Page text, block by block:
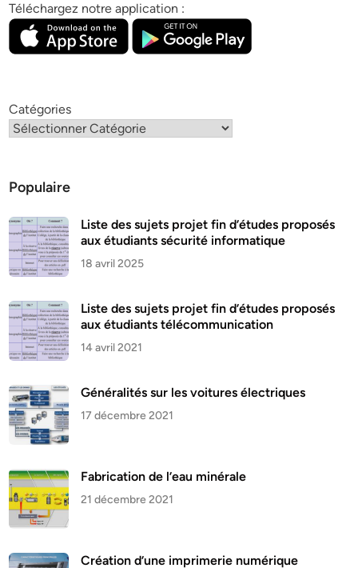
Téléchargez notre application :
Catégories
Populaire
Liste des sujets projet fin d’études proposés
aux étudiants sécurité informatique
18 avril 2025
Liste des sujets projet fin d’études proposés
aux étudiants télécommunication
14 avril 2021
Généralités sur les voitures électriques
17 décembre 2021
Fabrication de l’eau minérale
21 décembre 2021
Création d’une imprimerie numérique